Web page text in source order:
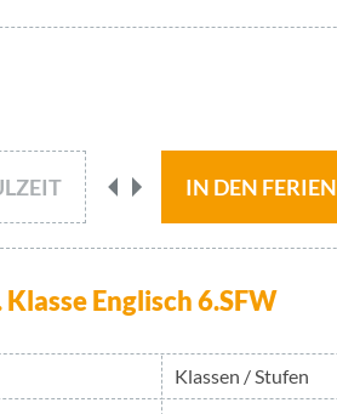
aus.
IN DEN FERIEN
Englisch 6.SFW
Klassen / Stufen